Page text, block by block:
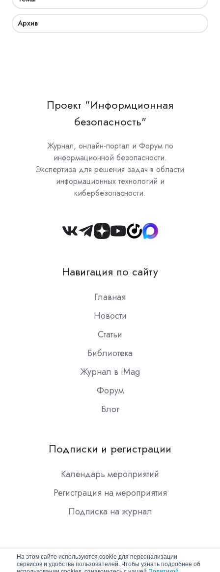
На этом сайте используются cookie для персонализации
сервисов и удобства пользователей. Чтобы узнать подробнее об
Архив
Проект "Информционная
безопасность"
Журнал, онлайн-портал и Форум по
информационной безопасности.
Экспертиза для решения задач в области
информационных технологий и
кибербезопасности.
Join
Slack
Навигация по сайту
Главная
Новости
Статьи
Библиотека
Журнал в iMag
Форум
Блог
Подписки и регистрации
Календарь мероприятий
Регистрация на мероприятия
Подписка на журнал